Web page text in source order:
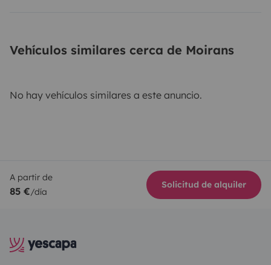
Vehículos similares cerca de Moirans
No hay vehículos similares a este anuncio.
A partir de
85 €/día
Solicitud de alquiler